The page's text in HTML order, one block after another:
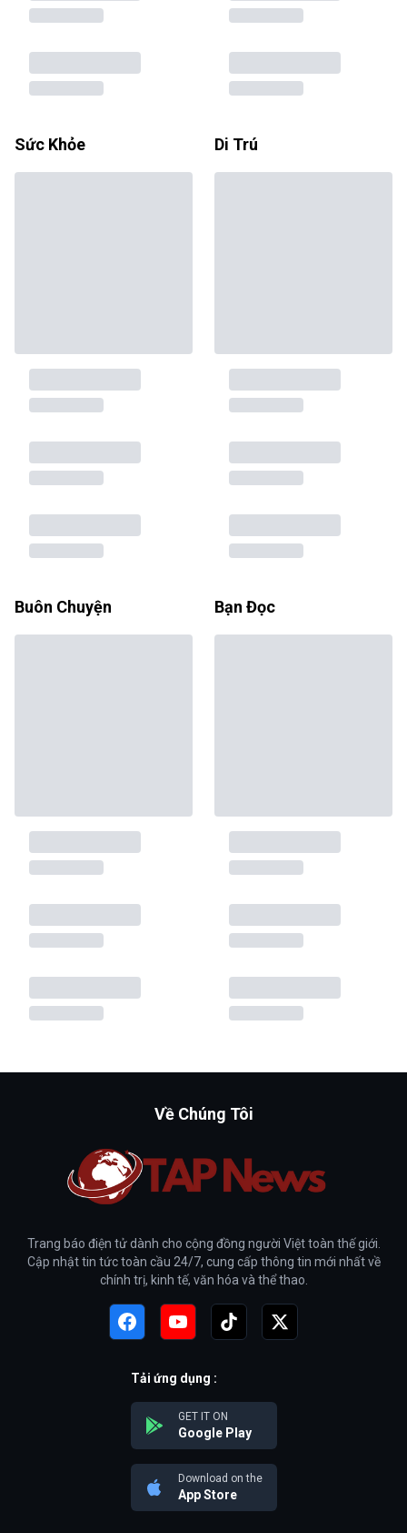
Sức Khỏe Di Trú
Buôn Chuyện Bạn Đọc
Về Chúng Tôi
Trang báo điện tử dành cho cộng đồng người Việt toàn thế giới.
Cập nhật tin tức toàn cầu 24/7, cung cấp thông tin mới nhất về
chính trị, kinh tế, văn hóa và thể thao.
Tải ứng dụng :
GET IT ON
Google Play
Download on the
App Store